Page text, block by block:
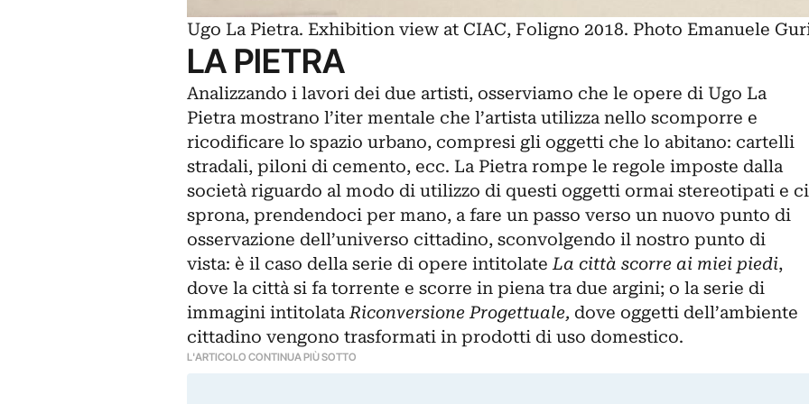
Ugo La Pietra. Exhibition view at CIAC, Foligno 2018. Photo Emanuele
LA PIETRA
Analizzando i lavori dei due artisti, osserviamo che le opere di Ugo La
Pietra mostrano l’iter mentale che l’artista utilizza nello scomporre e
ricodificare lo spazio urbano, compresi gli oggetti che lo abitano: cartelli
stradali, piloni di cemento, ecc. La Pietra rompe le regole imposte dalla
società riguardo al modo di utilizzo di questi oggetti ormai stereotipati e ci
sprona, prendendoci per mano, a fare un passo verso un nuovo punto di
osservazione dell’universo cittadino, sconvolgendo il nostro punto di
vista: è il caso della serie di opere intitolateLa città scorre ai miei piedi,
dove la città si fa torrente e scorre in piena tra due argini; o la serie di
immagini intitolataRiconversione Progettuale, dove oggetti dell’ambiente
cittadino vengono trasformati in prodotti di uso domestico.
L'ARTICOLO CONTINUA PIÙ SOTTO